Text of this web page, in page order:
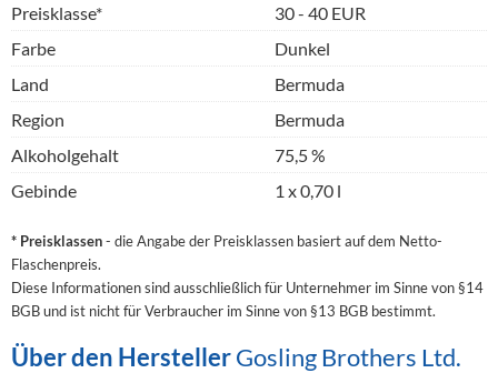
Preisklasse*
30 - 40 EUR
Farbe
Dunkel
Land
Bermuda
Region
Bermuda
Alkoholgehalt
75,5 %
Gebinde
1 x 0,70 l
* Preisklassen- die Angabe der Preisklassen basiert auf dem Netto-
Flaschenpreis.
Diese Informationen sind ausschließlich für Unternehmer im Sinne von §14
BGB und ist nicht für Verbraucher im Sinne von §13 BGB bestimmt.
Über den HerstellerGosling Brothers Ltd.